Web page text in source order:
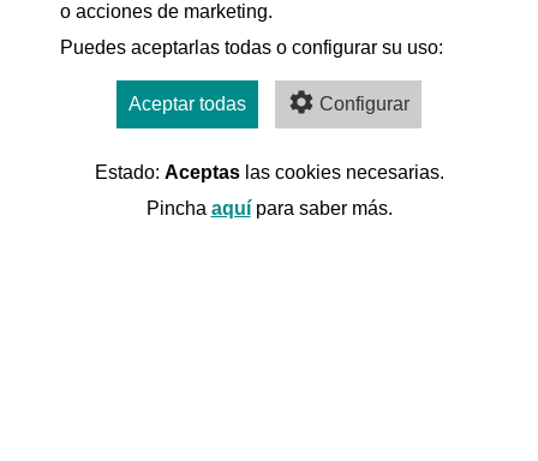
o acciones de marketing.
Puedes aceptarlas todas o configurar su uso:
Aceptar todas Configurar
Estado: Aceptaslas cookies necesarias.
Pincha aquípara saber más.